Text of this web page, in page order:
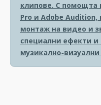
клипове. С помощта
Pro и Adobe
монтаж на видео и
специални ефекти и
музикално-